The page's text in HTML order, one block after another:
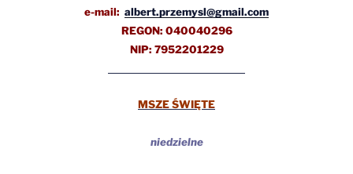
e-mail: albert.przemysl@gmail.com
REGON: 040040296
NIP: 7952201229
MSZE ŚWIĘTE
niedzielne